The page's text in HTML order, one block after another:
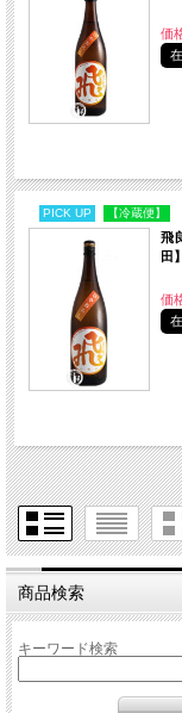
価
PICK UP 【冷蔵便】
飛
田】
価
商品検索
キーワード検索